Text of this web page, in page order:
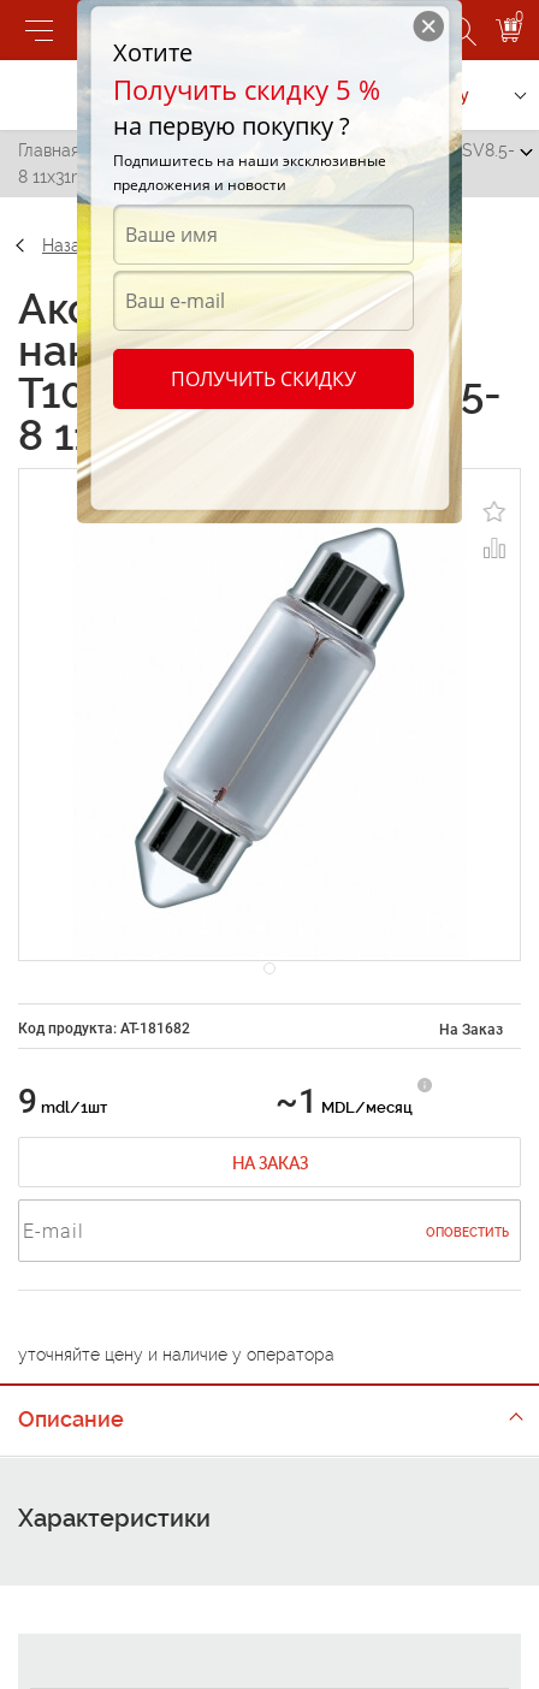
0
Позвонить Заказать услугу
Главная /
Лампа накаливания Catol T10,5x30 12V 10W SV8.5-
8 11x31mm (4366)
Назад
Аксессуары Лампа
накаливания Catol
T10,5x30 12V 10W SV8.5-
8 11x31mm (4366)
Код продукта: AT-181682 На Заказ
9 mdl/1шт ~1 MDL/месяц
НА ЗАКАЗ
ОПОВЕСТИТЬ
уточняйте цену и наличие у оператора
Описание
Характеристики
Хотите
Получить скидку 5 %
на первую покупку ?
Подпишитесь на наши эксклюзивные
предложения и новости
ПОЛУЧИТЬ СКИДКУ